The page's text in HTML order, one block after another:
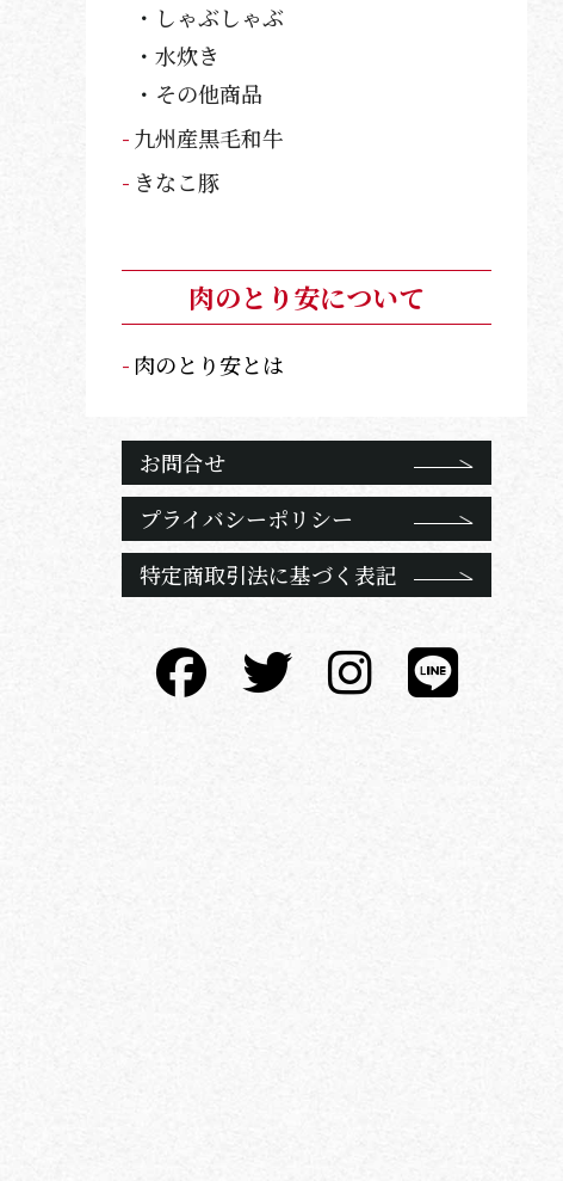
しゃぶしゃぶ
水炊き
その他商品
九州産黒毛和牛
きなこ豚
肉のとり安について
肉のとり安とは
お問合せ
プライバシーポリシー
特定商取引法に基づく表記